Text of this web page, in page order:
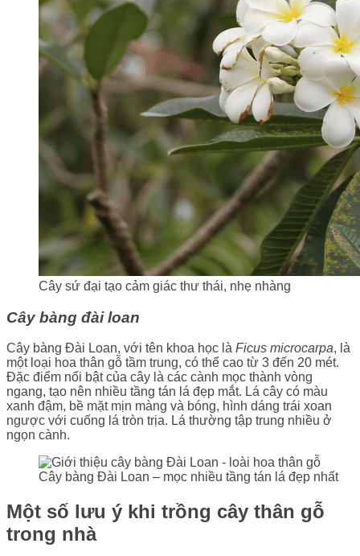
Cây sứ đại tạo cảm giác thư thái, nhẹ nhàng
Cây bàng đài loan
Cây bàng Đài Loan, với tên khoa học là Ficus microcarpa, là
một loại hoa thân gỗ tầm trung, có thể cao từ 3 đến 20 mét.
Đặc điểm nổi bật của cây là các cành mọc thành vòng
ngang, tạo nên nhiều tầng tán lá đẹp mắt. Lá cây có màu
xanh đậm, bề mặt mịn màng và bóng, hình dáng trái xoan
ngược với cuống lá tròn trịa. Lá thường tập trung nhiều ở
ngọn cành.
Cây bàng Đài Loan – mọc nhiều tầng tán lá đẹp nhất
Một số lưu ý khi trồng cây thân gỗ
trong nhà